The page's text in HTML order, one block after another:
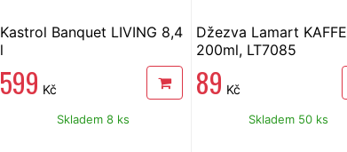
Kastrol Banquet LIVING 8,4
l
599 Kč
Skladem 8 ks
Džezva Lamart KAFFE
200ml, LT7085
89 Kč
Skladem 50 ks